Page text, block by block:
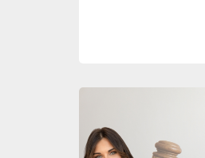
AJOUTER AU PANIER